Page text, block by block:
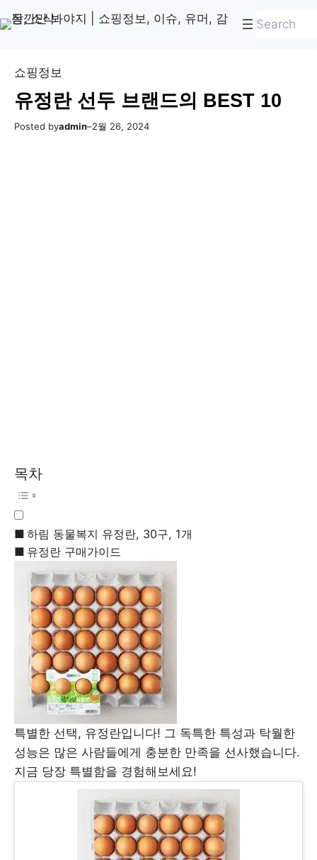
텐
to
검
쇼핑정보
유정란 선두 브랜드의 BEST 10
Posted byadmin–2월 26, 2024
목차
하림 동물복지 유정란, 30구, 1개
유정란 구매가이드
특별한 선택, 유정란입니다! 그 독특한 특성과 탁월한
성능은 많은 사람들에게 충분한 만족을 선사했습니다.
지금 당장 특별함을 경험해보세요!